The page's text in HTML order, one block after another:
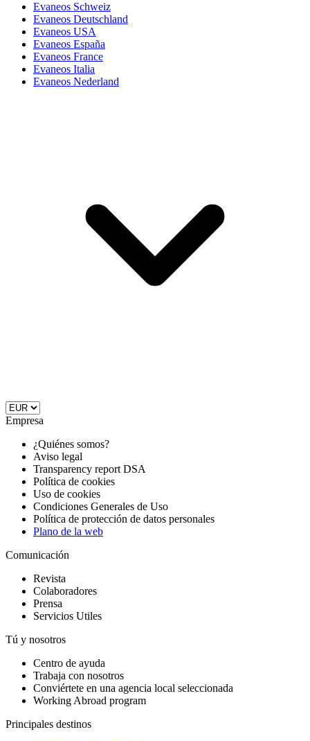
Evaneos Schweiz
Evaneos Deutschland
Evaneos USA
Evaneos España
Evaneos France
Evaneos Italia
Evaneos Nederland
Empresa
¿Quiénes somos?
Aviso legal
Transparency report DSA
Política de cookies
Uso de cookies
Condiciones Generales de Uso
Política de protección de datos personales
Plano de la web
Comunicación
Revista
Colaboradores
Prensa
Servicios Utiles
Tú y nosotros
Centro de ayuda
Trabaja con nosotros
Conviértete en una agencia local seleccionada
Working Abroad program
Principales destinos